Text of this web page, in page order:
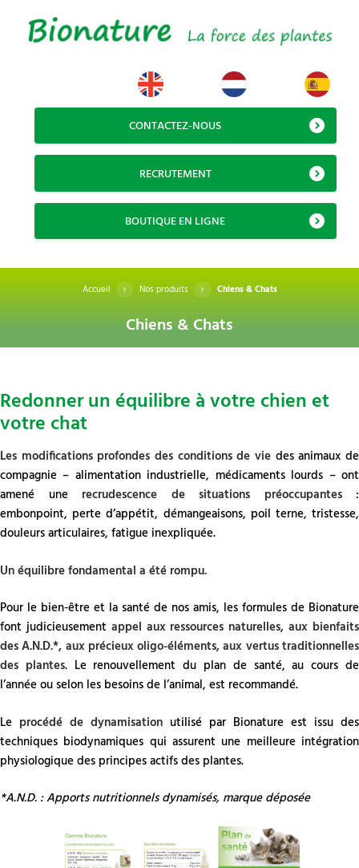
CONTACTEZ-NOUS
RECRUTEMENT
BOUTIQUE EN LIGNE
Accueil Nos produits Chiens & Chats
Chiens & Chats
Redonner un équilibre à votre chien et
votre chat
Les modifications profondes des conditions de vie des animaux de
compagnie – alimentation industrielle, médicaments lourds – ont
amené une recrudescence de situations préoccupantes:
embonpoint, perte d’appétit, démangeaisons, poil terne, tristesse,
douleurs articulaires, fatigue inexpliquée.
Un équilibre fondamental a été rompu.
Pour le bien-être et la santé de nos amis, les formules de Bionature
font judicieusement appel aux ressources naturelles, aux bienfaits
des A.N.D.*, aux précieux oligo-éléments, aux vertus traditionnelles
des plantes. Le renouvellement du plan de santé, au cours de
l’année ou selon les besoins de l’animal, est recommandé.
Le procédé de dynamisation utilisé par Bionature est issu des
techniques biodynamiques qui assurent une meilleure intégration
physiologique des principes actifs des plantes.
*A.N.D. : Apports nutritionnels dynamisés, marque déposée